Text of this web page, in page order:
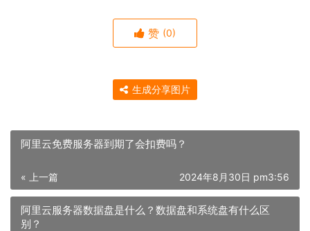
赞 (0)
生成分享图片
阿里云免费服务器到期了会扣费吗？
« 上一篇 2024年8月30日 pm3:56
阿里云服务器数据盘是什么？数据盘和系统盘有什么区
别？